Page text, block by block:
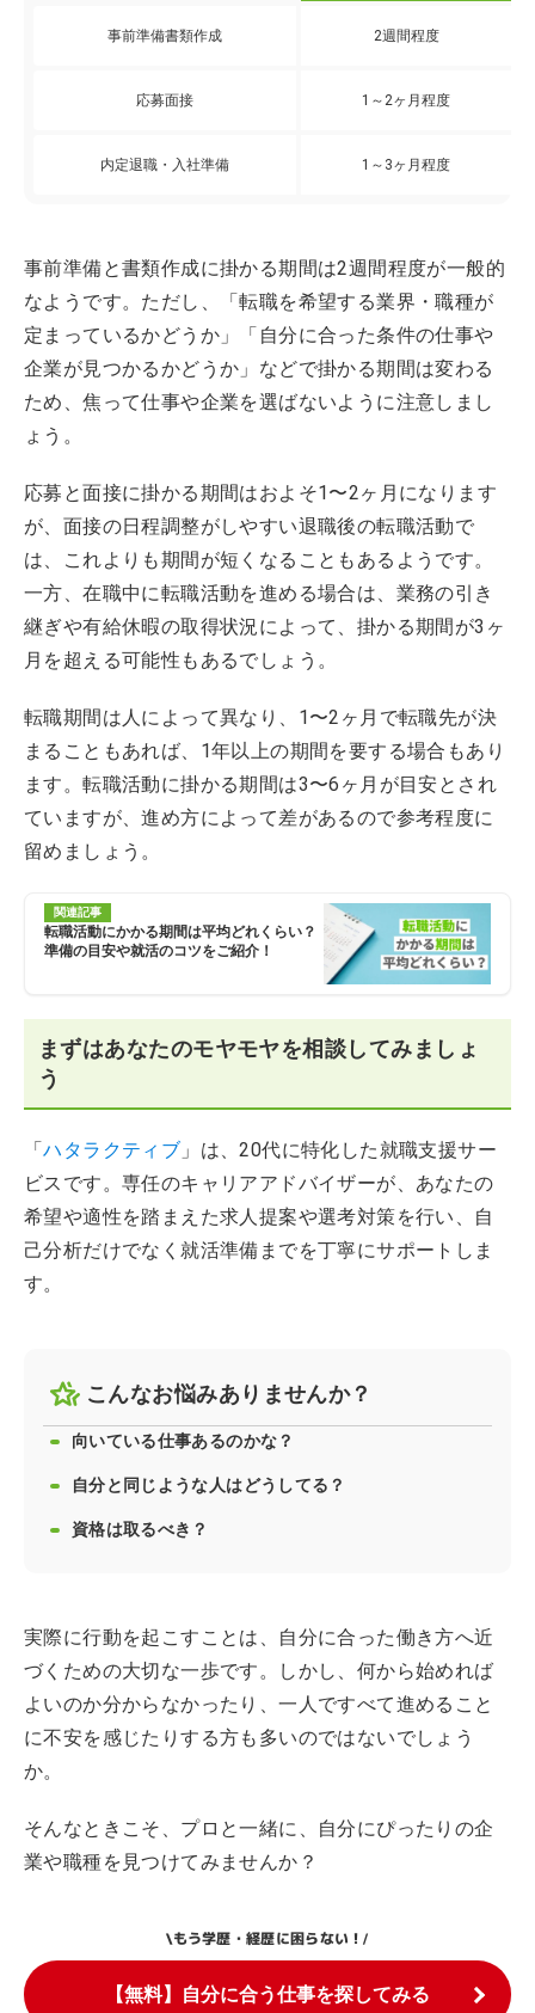
事前準備書類作成 2週間程度
応募面接 1～2ヶ月程度
内定退職・入社準備 1～3ヶ月程度
事前準備と書類作成に掛かる期間は2週間程度が一般的
なようです。ただし、「転職を希望する業界・職種が
定まっているかどうか」「自分に合った条件の仕事や
企業が見つかるかどうか」などで掛かる期間は変わる
ため、焦って仕事や企業を選ばないように注意しまし
ょう。
応募と面接に掛かる期間はおよそ1〜2ヶ月になります
が、面接の日程調整がしやすい退職後の転職活動で
は、これよりも期間が短くなることもあるようです。
一方、在職中に転職活動を進める場合は、業務の引き
継ぎや有給休暇の取得状況によって、掛かる期間が3ヶ
月を超える可能性もあるでしょう。
転職期間は人によって異なり、1〜2ヶ月で転職先が決
まることもあれば、1年以上の期間を要する場合もあり
ます。転職活動に掛かる期間は3〜6ヶ月が目安とされ
ていますが、進め方によって差があるので参考程度に
留めましょう。
関連記事
転職活動にかかる期間は平均どれくらい？
準備の目安や就活のコツをご紹介！
まずはあなたのモヤモヤを相談してみましょ
う
「ハタラクティブ 」は、20代に特化した就職支援サー
ビスです。専任のキャリアアドバイザーが、あなたの
希望や適性を踏まえた求人提案や選考対策を行い、自
己分析だけでなく就活準備までを丁寧にサポートしま
す。
こんなお悩みありませんか？
向いている仕事あるのかな？
自分と同じような人はどうしてる？
資格は取るべき？
実際に行動を起こすことは、自分に合った働き方へ近
づくための大切な一歩です。しかし、何から始めれば
よいのか分からなかったり、一人ですべて進めること
に不安を感じたりする方も多いのではないでしょう
か。
そんなときこそ、プロと一緒に、自分にぴったりの企
業や職種を見つけてみませんか？
\もう学歴・経歴に困らない！/
【無料】自分に合う仕事を探してみる